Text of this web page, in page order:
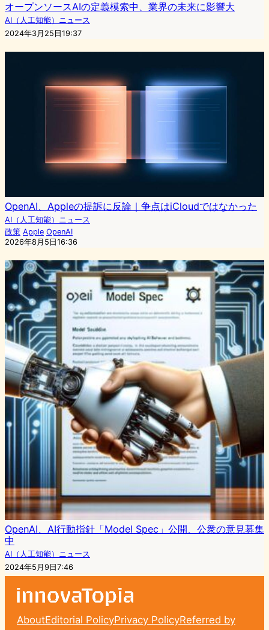
オープンソースAIの定義模索中、業界の未来に影響大
AI（人工知能）ニュース
2024年3月25日19:37
OpenAI、Appleの提訴に反論｜争点はiCloudではなかった
AI（人工知能）ニュース
政策 Apple OpenAI
2026年8月5日16:36
OpenAI、AI行動指針「Model Spec」公開、公衆の意見募集
中
AI（人工知能）ニュース
2024年5月9日7:46
AboutEditorial PolicyPrivacy PolicyReferred by